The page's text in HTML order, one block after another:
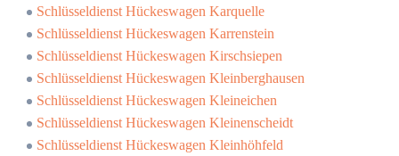
Schlüsseldienst Hückeswagen Karquelle
Schlüsseldienst Hückeswagen Karrenstein
Schlüsseldienst Hückeswagen Kirschsiepen
Schlüsseldienst Hückeswagen Kleinberghausen
Schlüsseldienst Hückeswagen Kleineichen
Schlüsseldienst Hückeswagen Kleinenscheidt
Schlüsseldienst Hückeswagen Kleinhöhfeld